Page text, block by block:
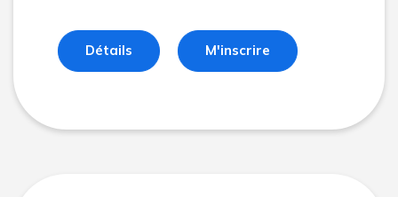
Détails M'inscrire